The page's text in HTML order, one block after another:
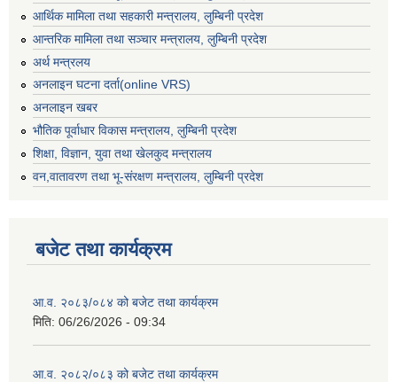
आर्थिक मामिला तथा सहकारी मन्त्रालय, लुम्बिनी प्रदेश
आन्तरिक मामिला तथा सञ्चार मन्त्रालय, लुम्बिनी प्रदेश
अर्थ मन्त्रलय
अनलाइन घटना दर्ता(online VRS)
अनलाइन खबर
भौतिक पूर्वाधार विकास मन्त्रालय, लुम्बिनी प्रदेश
शिक्षा, विज्ञान, युवा तथा खेलकुद मन्‍‍त्रालय
वन,वातावरण तथा भू-संरक्षण मन्त्रालय, लुम्बिनी प्रदेश
बजेट तथा कार्यक्रम
आ.व. २०८३/०८४ को बजेट तथा कार्यक्रम
मिति: 06/26/2026 - 09:34
आ.व. २०८२/०८३ को बजेट तथा कार्यक्रम